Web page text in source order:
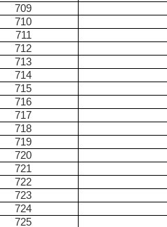
709
710
711
712
713
714
715
716
717
718
719
720
721
722
723
724
725